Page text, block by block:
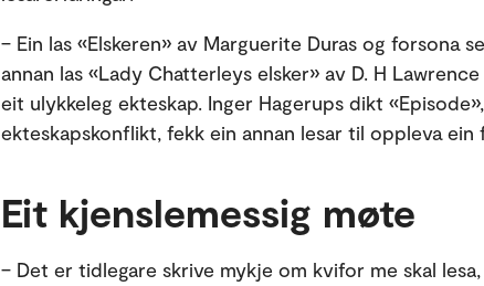
– Ein las «Elskeren» av Marguerite Duras og forsona
annan las «Lady Chatterleys elsker» av D. H
eit ulykkeleg ekteskap. Inger Hagerups dikt
ekteskapskonflikt, fekk ein annan lesar til oppleva
Eit kjenslemessig møte
– Det er tidlegare skrive mykje om kvifor me skal